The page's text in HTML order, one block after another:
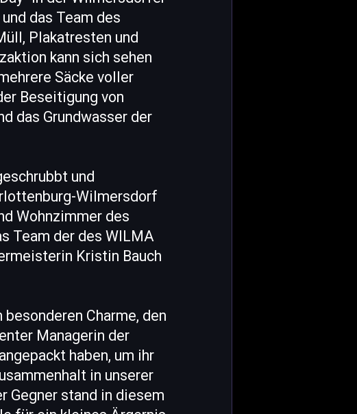
das Team des
Plakatresten und
kann sich sehen
Säcke voller
Beseitigung von
das Grundwasser der
und
Wilmersdorf
Wohnzimmer des
Team der des WILMA
Kristin Bauch
Charme, den
Managerin der
haben, um ihr
in unserer
Gegner stand in diesem